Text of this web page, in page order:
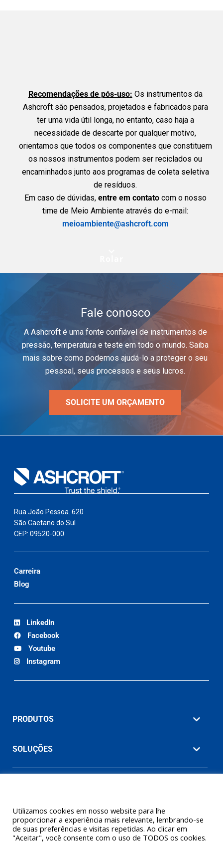
Recomendações de pós-uso: Os instrumentos da
Ashcroft são pensados, projetados e fabricados para
ter uma vida útil longa, no entanto, caso haja a
necessidade de descarte por qualquer motivo,
orientamos que todos os componentes que constituem
os nossos instrumentos podem ser reciclados ou
encaminhados junto aos programas de coleta seletiva
de resíduos.
Em caso de dúvidas, entre em contatocom o nosso
time de Meio Ambiente através do e-mail:
meioambiente@ashcroft.com
Fale conosco
A Ashcroft é uma fonte confiável de instrumentos de
pressão, temperatura e teste em todo o mundo. Saiba
mais sobre como podemos ajudá-lo a proteger o seu
pessoal, seus processos e seus lucros.
SOLICITE UM ORÇAMENTO
Rua João Pessoa. 620
São Caetano do Sul
CEP: 09520-000
Carreira
Blog
LinkedIn
Facebook
Youtube
Instagram
PRODUTOS
SOLUÇÕES
EMPRESA
Utilizamos cookies em nosso website para lhe
proporcionar a experiência mais relevante, lembrando-se
de suas preferências e visitas repetidas. Ao clicar em
"Aceitar", você consente com o uso de TODOS os cookies.